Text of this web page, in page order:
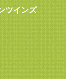
ツインズ